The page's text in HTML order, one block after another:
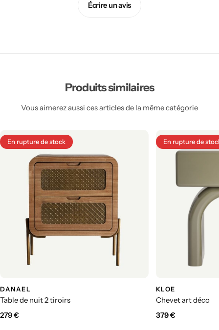
Écrire un avis
Produits similaires
Vous aimerez aussi ces articles de la même catégorie
En rupture de stock
DANAEL
Table de nuit 2 tiroirs
279€
En rupture de
KLOE
Chevet art déco
379€